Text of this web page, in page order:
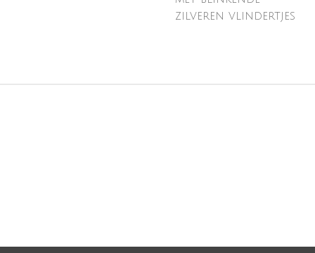
zilveren vlindertjes